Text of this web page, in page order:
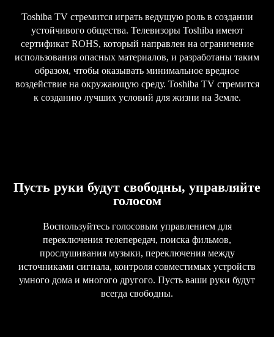
Toshiba TV стремится играть ведущую роль в создании
устойчивого общества. Телевизоры Toshiba имеют
сертификат ROHS, который направлен на ограничение
использования опасных материалов, и разработаны таким
образом, чтобы оказывать минимальное вредное
воздействие на окружающую среду. Toshiba TV стремится
к созданию лучших условий для жизни на Земле.
Пусть руки будут свободны, управляйте
голосом
Воспользуйтесь голосовым управлением для
переключения телепередач, поиска фильмов,
прослушивания музыки, переключения между
источниками сигнала, контроля совместимых устройств
умного дома и многого другого. Пусть ваши руки будут
всегда свободны.